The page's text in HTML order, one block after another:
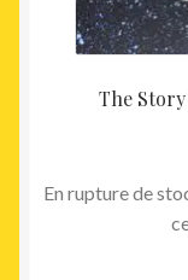
The Story
En rupture de